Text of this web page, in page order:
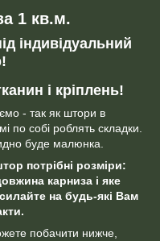
1 кв.м.
індивідуальний
і кріплень!
- так як штори в
по собі роблять складки.
буде малюнка.
потрібні розміри:
карниза і яке
на будь-які Вам
побачити нижче,